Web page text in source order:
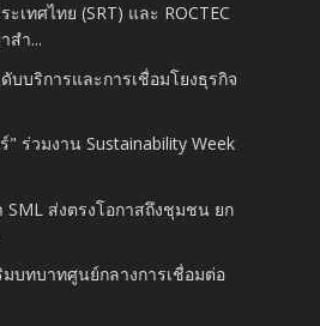
เทศไทย (SRT) และ ROCTEC
สำ...
บบริการและการเชื่อมโยงธุรกิจ
" ร่วมงาน Sustainability Week
SML ส่งตรงโอกาสถึงชุมชน ยก
มบทบาทศูนย์กลางการเชื่อมต่อ